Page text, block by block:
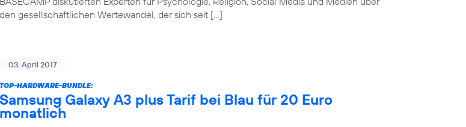
den gesellschaftlichen Wertewandel, der sich seit […]
03. April 2017
TOP-HARDWARE-BUNDLE:
Samsung Galaxy A3 plus Tarif bei Blau für 20 Euro
monatlich